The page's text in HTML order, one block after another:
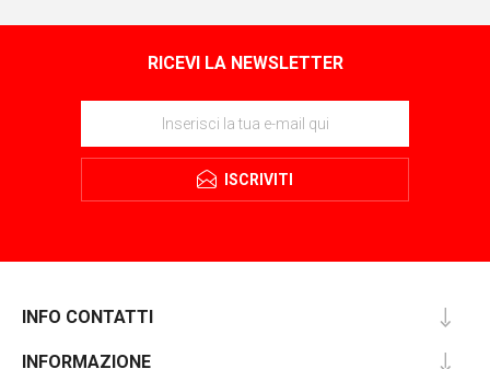
RICEVI LA NEWSLETTER
ISCRIVITI
INFO CONTATTI
INFORMAZIONE